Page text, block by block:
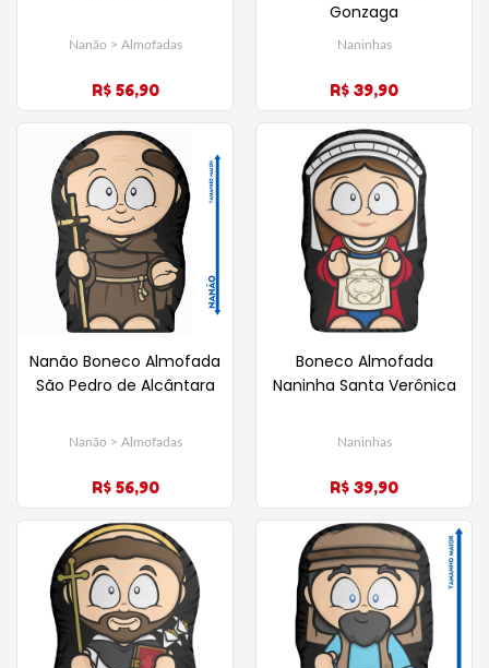
Nanão > Almofadas
R$ 56,90
Gonzaga
Naninhas
R$ 39,90
Nanão Boneco Almofada
São Pedro de Alcântara
Nanão > Almofadas
R$ 56,90
Boneco Almofada
Naninha Santa Verônica
Naninhas
R$ 39,90